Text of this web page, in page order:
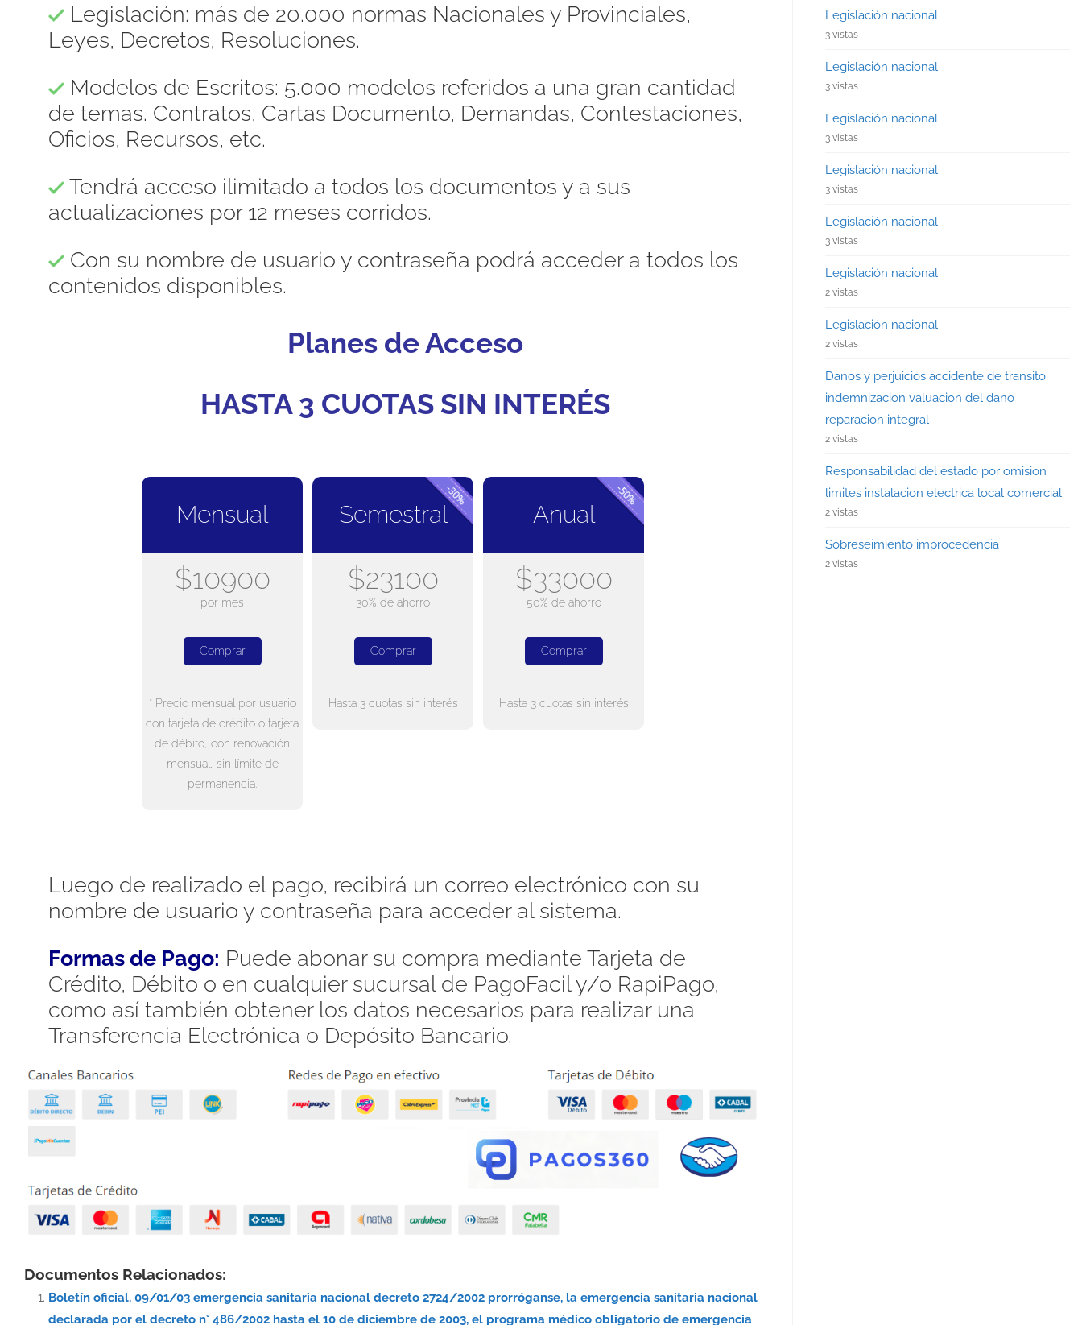
Legislación: más de 20.000 normas Nacionales y Provinciales,
Leyes, Decretos, Resoluciones.
Modelos de Escritos: 5.000 modelos referidos a una gran cantidad
de temas. Contratos, Cartas Documento, Demandas, Contestaciones,
Oficios, Recursos, etc.
Tendrá acceso ilimitado a todos los documentos y a sus
actualizaciones por 12 meses corridos.
Con su nombre de usuario y contraseña podrá acceder a todos los
contenidos disponibles.
Planes de Acceso
HASTA 3 CUOTAS SIN INTERÉS
Mensual
$10900
por mes
Comprar
* Precio mensual por usuario
con tarjeta de crédito o tarjeta
de débito, con renovación
mensual, sin límite de
permanencia.
Semestral
$23100
30% de ahorro
Comprar
Hasta 3 cuotas sin interés
Anual
$33000
50% de ahorro
Comprar
Hasta 3 cuotas sin interés
Luego de realizado el pago, recibirá un correo electrónico con su
nombre de usuario y contraseña para acceder al sistema.
Formas de Pago: Puede abonar su compra mediante Tarjeta de
Crédito, Débito o en cualquier sucursal de PagoFacil y/o RapiPago,
como así también obtener los datos necesarios para realizar una
Transferencia Electrónica o Depósito Bancario.
Documentos Relacionados:
Boletín oficial. 09/01/03 emergencia sanitaria nacional decreto 2724/2002 prorróganse, la emergencia sanitaria nacional
declarada por el decreto n° 486/2002 hasta el 10 de diciembre de 2003, el programa médico obligatorio de emergencia
Legislación nacional
3 vistas
Legislación nacional
3 vistas
Legislación nacional
3 vistas
Legislación nacional
3 vistas
Legislación nacional
3 vistas
Legislación nacional
2 vistas
Legislación nacional
2 vistas
Danos y perjuicios accidente de transito
indemnizacion valuacion del dano
reparacion integral
2 vistas
Responsabilidad del estado por omision
limites instalacion electrica local comercial
2 vistas
Sobreseimiento improcedencia
2 vistas